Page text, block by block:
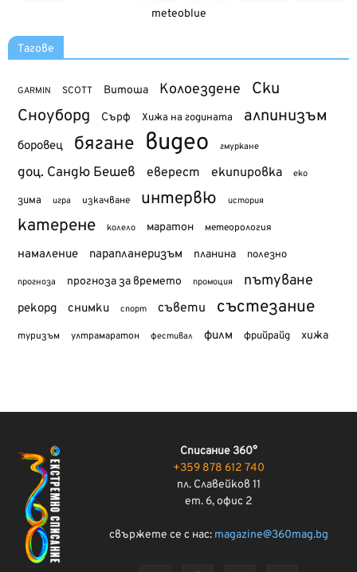
meteoblue
Тагове
GARMIN SCOTT Витоша Колоездене Ски
Сноуборд Сърф Хижа на годината алпинизъм
боровец бягане видео гмуркане
доц. Сандю Бешев еверест екипировка еко
зима игра изкачване интервю история
катерене колело маратон метеорология
намаление парапланеризъм планина полезно
прогноза прогноза за времето промоция пътуване
рекорд снимки спорт съвети състезание
туризъм ултрамаратон фестивал филм фрийрайд хижа
Списание 360°
+359 878 612 740
пл. Славейков 11
ет. 6, офис 2
свържете се с нас: magazine@360mag.bg